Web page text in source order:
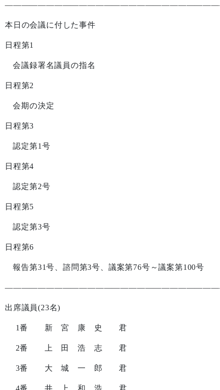
本日の会議に付した事件
日程第1
会議録署名議員の指名
日程第2
会期の決定
日程第3
認定第1 号
日程第4
認定第2号
日程第5
認定第3号
日程第6
報告第31号、諮問第3号、議案第76号～議案第100号
出席議員(23名)
1番 新 宮 康 史 君
2番 上 田 浩 志 君
3番 大 城 一 郎 君
4番 井 上 和 浩 君